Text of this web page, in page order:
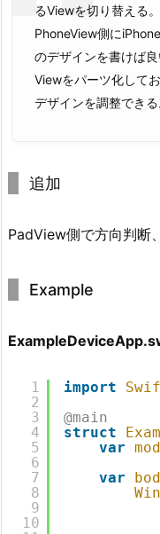
るViewを切り替える。
PhoneView側に
のデザインを書けば良
Viewをパーツ化して
デザインを調整できる
追加
PadView側で方向判断
Example
1
2
3
4
5
6
7
8
9
10
import
@main
struct
var
var